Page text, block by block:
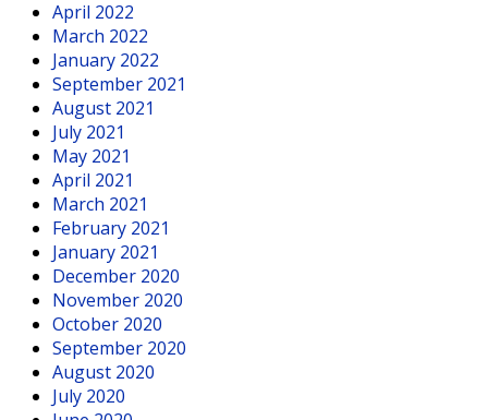
April 2022
March 2022
January 2022
September 2021
August 2021
July 2021
May 2021
April 2021
March 2021
February 2021
January 2021
December 2020
November 2020
October 2020
September 2020
August 2020
July 2020